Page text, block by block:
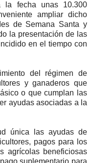
la fecha unas 10.300
ampliar dicho
de Semana Santa y
la presentación de las
en el tiempo con
del régimen de
y ganaderos que
o que cumplan las
ayudas asociadas a la
única las ayudas de
pagos para los
agrícolas beneficiosas